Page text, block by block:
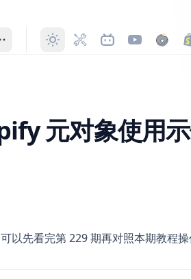
设置动态免邮提醒
元对象使用
以先看完第 229 期再对照本期教程